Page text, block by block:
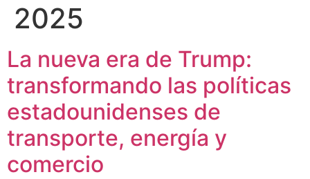
2025
La nueva era de Trump:
transformando las políticas
estadounidenses de
transporte, energía y
comercio